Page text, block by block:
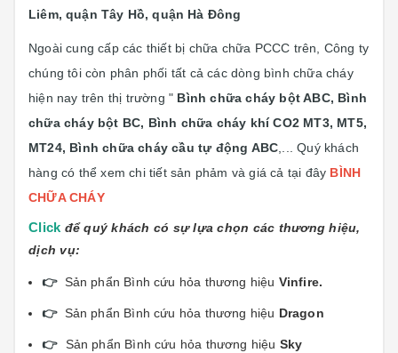
Liêm, quận Tây Hồ, quận Hà Đông
Ngoài cung cấp các thiết bị chữa chữa PCCC trên, Công ty
chúng tôi còn phân phối tất cả các dòng bình chữa cháy
hiện nay trên thị trường " Bình chữa cháy bột ABC, Bình
chữa cháy bột BC, Bình chữa cháy khí CO2 MT3, MT5,
MT24, Bình chữa cháy cầu tự động ABC ,... Quý khách
hàng có thể xem chi tiết sản phảm và giá cả tại đây BÌNH
CHỮA CHÁY
Click để quý khách có sự lựa chọn các thương hiệu,
dịch vụ:
👉 Sản phẩn Bình cứu hỏa thương hiệu Vinfire.
👉 Sản phẩn Bình cứu hỏa thương hiệu Dragon
👉 Sản phẩn Bình cứu hỏa thương hiệu Sky